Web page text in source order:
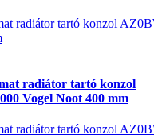
radiátor tartó konzol
radiátor tartó konzol
Vogel Noot 400 mm
radiátor tartó konzol